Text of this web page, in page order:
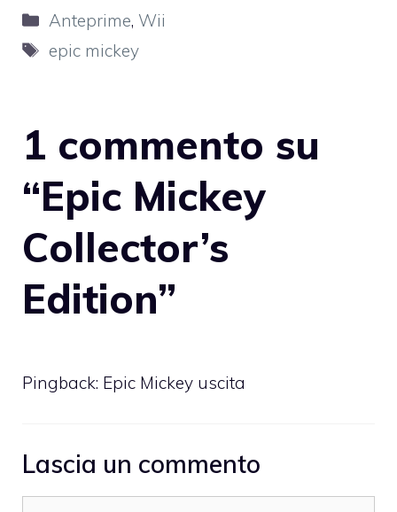
Categorie
Anteprime, Wii
Tag
epic mickey
1 commento su
“Epic Mickey
Collector’s
Edition”
Pingback: Epic Mickey uscita
Lascia un commento